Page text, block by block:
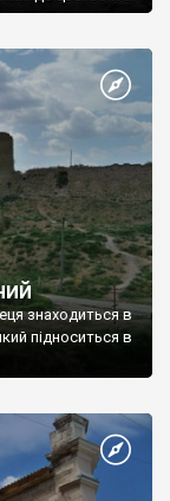
знаходиться в
підноситься в